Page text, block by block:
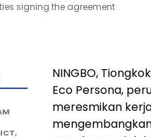
signing the agreement
NINGBO,
Eco Persona,
meresmikan